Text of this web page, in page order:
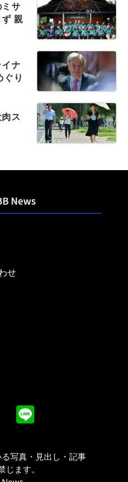
サ
親
ナ
ぐり
ス
せ
写真・見出し・記事
じます。